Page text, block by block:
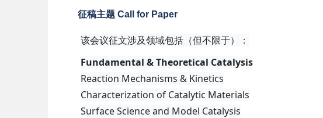
征稿主题 Call for Paper
该会议征文涉及领域包括（但不限于）：
Fundamental & Theoretical Catalysis
Reaction Mechanisms & Kinetics
Characterization of Catalytic Materials
Surface Science and Model Catalysis